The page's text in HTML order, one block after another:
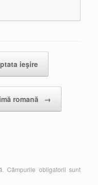
ieşire
romană →
Câmpurile obligatorii sunt